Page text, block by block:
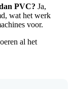
PVC? Ja,
wat het werk
voor.
al het